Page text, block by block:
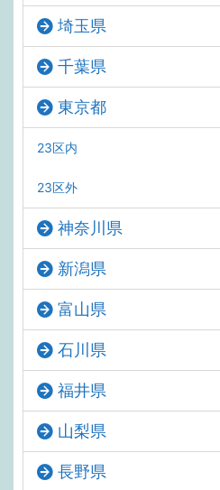
埼玉県
千葉県
東京都
23区内
23区外
神奈川県
新潟県
富山県
石川県
福井県
山梨県
長野県